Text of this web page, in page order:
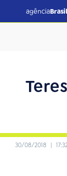
agênciaBrasil
30/08/2018 |